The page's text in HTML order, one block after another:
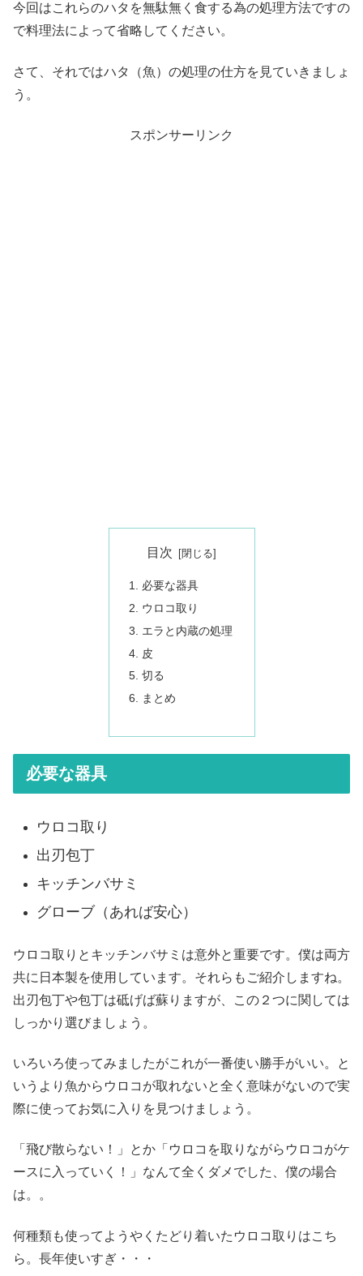
今回はこれらのハタを無駄無く食する為の処理方法ですの
で料理法によって省略してください。
さて、それではハタ（魚）の処理の仕方を見ていきましょ
う。
スポンサーリンク
目次
必要な器具
ウロコ取り
エラと内蔵の処理
皮
切る
まとめ
必要な器具
ウロコ取 り
出刃包丁
キッチンバサミ
グローブ（あれば安心）
ウロコ取りとキッチンバサミは意外と重要です。僕は両方
共に日本製を使用しています。それらもご紹介しますね。
出刃包丁や包丁は砥げば蘇りますが、この２つに関しては
しっかり選びましょう。
いろいろ使ってみましたがこれが一番使い勝手がいい。と
いうより魚からウロコが取れないと全く意味がないので実
際に使ってお気に入りを見つけましょう。
「飛び散らない！」とか「ウロコを取りながらウロコがケ
ースに入っていく！」なんて全くダメでした、僕の場合
は。。
何種類も使ってようやくたどり着いたウロコ取りはこち
ら。長年使いすぎ・・・